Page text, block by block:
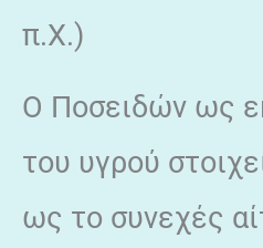
π.Χ.)
Ο Ποσειδών ως
του υγρού
ως το συνεχές